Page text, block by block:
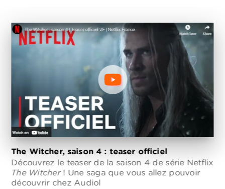
The Witcher, saison 4 : teaser officiel
Découvrez le teaser de la saison 4 de série Netflix
The Witcher ! Une saga que vous allez pouvoir
découvrir chez Audiol